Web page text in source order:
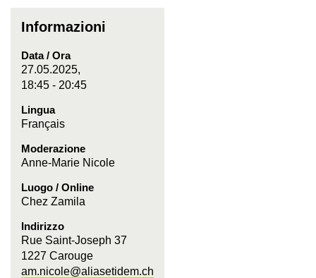
Informazioni
Data / Ora
27.05.2025,
18:45 - 20:45
Lingua
Français
Moderazione
Anne-Marie Nicole
Luogo / Online
Chez Zamila
Indirizzo
Rue Saint-Joseph 37
1227 Carouge
am.nicole@aliasetidem.ch